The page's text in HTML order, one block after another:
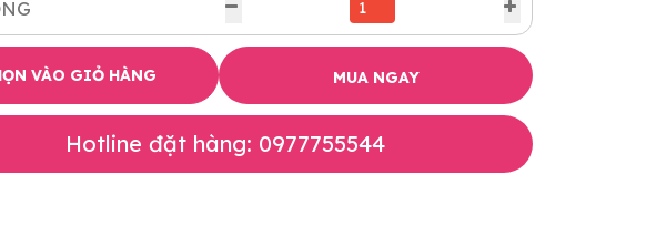
VÀO GIỎ HÀNG MUA NGAY
Hotline đặt hàng: 0977755544